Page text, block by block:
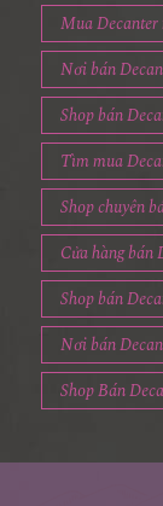
Mua Decanter
Nơi bán
Shop bán
Tìm mua
Shop chuyên
Cửa hàng bán
Shop bán
Nơi bán
Shop Bán